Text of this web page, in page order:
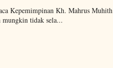
Kepemimpinan Kh. Mahrus
mungkin tidak sela...